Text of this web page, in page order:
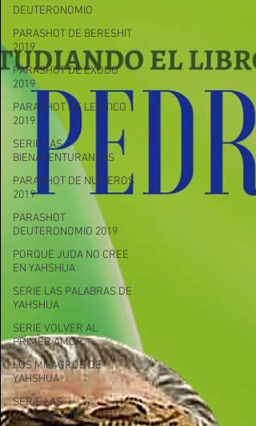
DEUTERONOMIO
PARASHOT DE BERESHIT
2019
PARASHOT DE EXODO
2019
PARASHOT DE LEVITICO
2019
SERIE LAS
BIENAVENTURANZAS
PARASHOT DE NUMEROS
2019
PARASHOT
DEUTERONOMIO 2019
PORQUE JUDA NO CREE
EN YAHSHUA
SERIE LAS PALABRAS DE
YAHSHUA
SERIE VOLVER AL
PRIMER AMOR
LOS MILAGROS DE
YAHSHUA
SERIE LAS
COMUNIDADES